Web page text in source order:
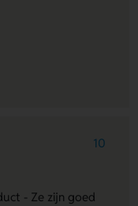
10
- Ze zijn goed